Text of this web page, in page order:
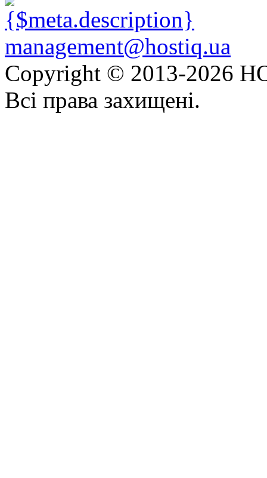
management@hostiq.ua
Copyright © 2013-2026
Всі права захищені.